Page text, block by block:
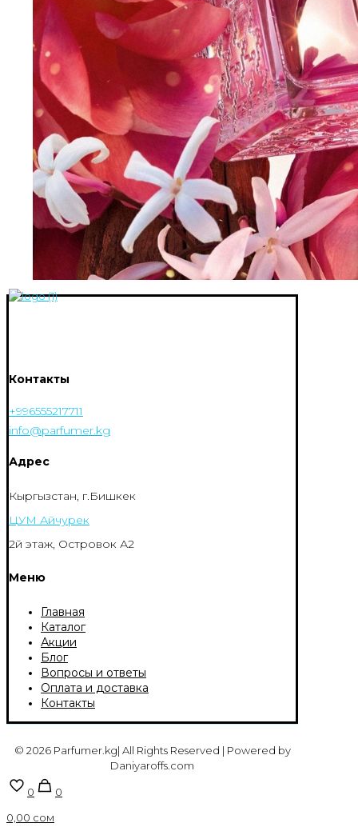
Контакты
+996555217711
info@parfumer.kg
Адрес
Кыргызстан, г.Бишкек
ЦУМ Айчурек
2й этаж, Островок А2
Меню
Главная
Каталог
Акции
Блог
Вопросы и ответы
Оплата и доставка
Контакты
© 2026 Parfumer.kg| All Rights Reserved | Powered by
Daniyaroffs.com
0
0
0,00 сом